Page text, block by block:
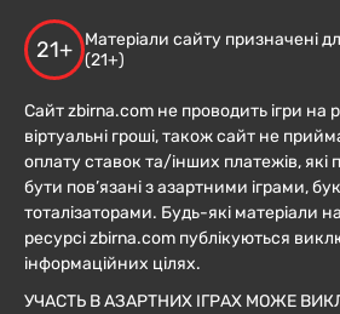
21+
Матеріали сайту призначені
(21+)
Сайт zbirna.com не проводить ігри на
віртуальні гроші, також сайт не
оплату ставок та/інших платежів, які
бути пов’язані з азартними іграми,
тоталізаторами. Будь-які матеріали
ресурсі zbirna.com публікуються
інформаційних цілях.
УЧАСТЬ В АЗАРТНИХ ІГРАХ МОЖЕ